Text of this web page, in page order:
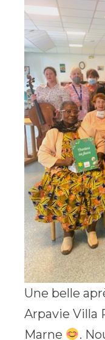
Une belle
Arpavie Villa
Marne
.